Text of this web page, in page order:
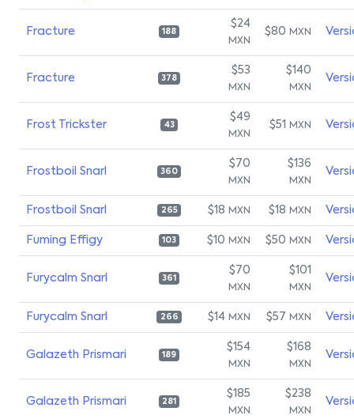
Fracture 188
$24
MXN
$80 MXN
Fracture 378
$53
MXN
$140
MXN
Frost Trickster 43
$49
MXN
$51 MXN
Frostboil Snarl 360
$70
MXN
$136
MXN
Frostboil Snarl 265 $18 MXN $18 MXN
Fuming Effigy 103 $10 MXN $50 MXN
Furycalm Snarl 361
$70
MXN
$101
MXN
Furycalm Snarl 266 $14 MXN $57 MXN
Galazeth Prismari 189
$154
MXN
$168
MXN
Galazeth Prismari 281
$185
MXN
$238
MXN